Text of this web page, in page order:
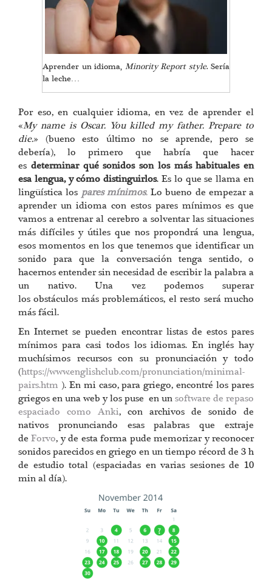
Aprender un idioma, Minority Report style. Sería
la leche…
Por eso, en cualquier idioma, en vez de aprender el
«My name is Oscar. You killed my father. Prepare to
die.» (bueno esto último no se aprende, pero se
debería), lo primero que habría que hacer
es determinar qué sonidos son los más habituales en
esa lengua, y cómo distinguirlos. Es lo que se llama en
lingüística los pares mínimos. Lo bueno de empezar a
aprender un idioma con estos pares mínimos es que
vamos a entrenar al cerebro a solventar las situaciones
más difíciles y útiles que nos propondrá una lengua,
esos momentos en los que tenemos que identificar un
sonido para que la conversación tenga sentido, o
hacernos entender sin necesidad de escribir la palabra a
un nativo. Una vez podemos superar
los obstáculos más problemáticos, el resto será mucho
más fácil.
En Internet se pueden encontrar listas de estos pares
mínimos para casi todos los idiomas. En inglés hay
muchísimos recursos con su pronunciación y todo
(https://www.englishclub.com/pronunciation/minimal-
pairs.htm ). En mi caso, para griego, encontré los pares
griegos en una web y los puse en unsoftware de repaso
espaciado como Anki, con archivos de sonido de
nativos pronunciando esas palabras que extraje
deForvo, y de esta forma pude memorizar y reconocer
sonidos parecidos en griego en un tiempo récord de 3 h
de estudio total (espaciadas en varias sesiones de 10
min al día).